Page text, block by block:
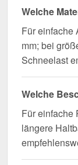
Welche
Für einfache
mm; bei
Schneelast
Welche
Für einfache
längere